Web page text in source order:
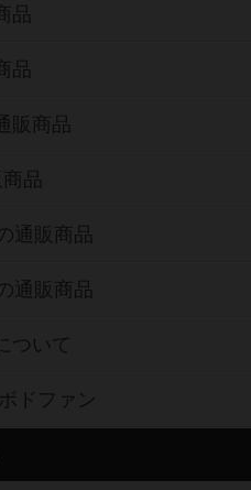
品
品
販商品
品
通販商品
通販商品
ついて
ドファン